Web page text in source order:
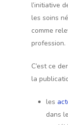
l’initiative
les soins
comme
profession.
C’est ce
la
les
dans